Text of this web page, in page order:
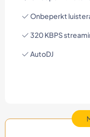
Onbeperkt
320 KBPS
AutoDJ